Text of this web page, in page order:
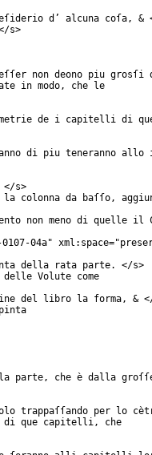
d’ alcuna coſa, &
s>
non deono piu
in modo, che le
de i capitelli di
di piu teneranno allo
</s>
la colonna da baſſo,
non meno di quelle il
04a" xml:space="
della rata parte. </s>
Volute come
del libro la forma, &
parte, che è dalla
trappaſſando per lo
di que capitelli, che